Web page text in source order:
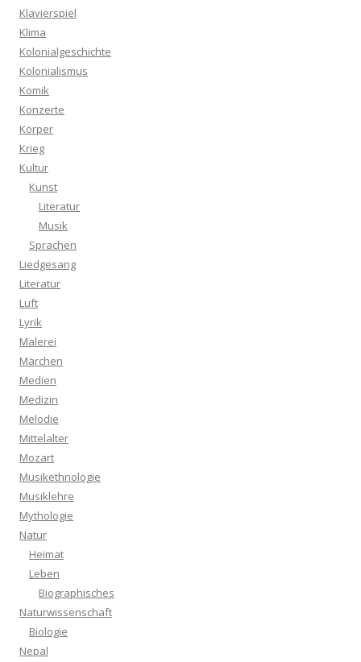
Klavierspiel
Klima
Kolonialgeschichte
Kolonialismus
Komik
Konzerte
Körper
Krieg
Kultur
Kunst
Literatur
Musik
Sprachen
Liedgesang
Literatur
Luft
Lyrik
Malerei
Märchen
Medien
Medizin
Melodie
Mittelalter
Mozart
Musikethnologie
Musiklehre
Mythologie
Natur
Heimat
Leben
Biographisches
Naturwissenschaft
Biologie
Nepal